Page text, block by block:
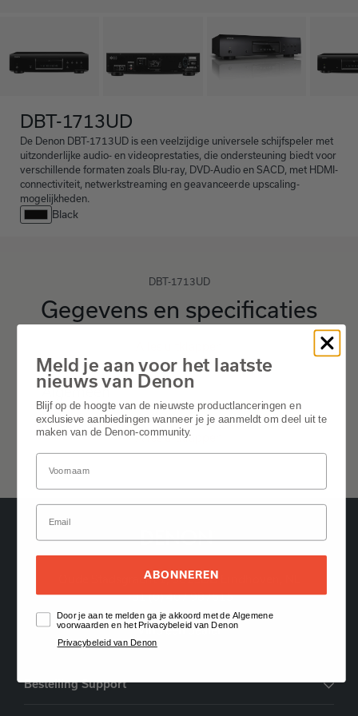
DBT-1713UD
De Denon DBT-1713UD is een veelzijdige universele schijfspeler met
uitzonderlijke audio- en videoprestaties, die ondersteuning biedt voor
verschillende formaten zoals Blu-ray, DVD-Audio en SACD, met HDMI-
connectiviteit, netwerkstreaming en geavanceerde upscaling-
mogelijkheden.
Black
DBT-1713UD
Gegevens en specificaties
Algemeen
Alles uitklappen
Oude Stadsgracht 1, 5611DD Eindhoven, NL
+31 (0) 407 987615
Vind een dealer
Bestelling Support
Meld je aan voor het laatste
nieuws van Denon
Blijf op de hoogte van de nieuwste productlanceringen en
exclusieve aanbiedingen wanneer je je aanmeldt om deel uit te
maken van de Denon-community.
ABONNEREN
Door je aan te melden ga je akkoord met de Algemene
voorwaarden en het Privacybeleid van Denon
Privacybeleid van Denon